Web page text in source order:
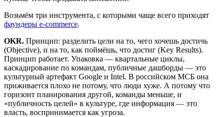
Возьмём три инструмента, с которыми чаще всего приходят
фаундеры e-commerce.
OKR. Принцип: разделить цели на то, чего хочешь достичь
(Objective), и на то, как поймёшь, что достиг (Key Results).
Принцип работает. Упаковка — квартальные циклы,
каскадирование по командам, публичные дашборды — это
культурный артефакт Google и Intel. В российском МСБ она
приживается плохо не потому, что люди хуже. А потому что
горизонт планирования другой, команды меньше, и
«публичность целей» в культуре, где информация — это
власть, воспринимается как угроза.